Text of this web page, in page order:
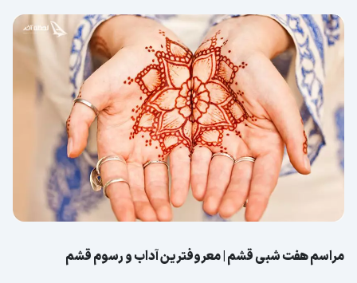
مراسم هفت شبی قشم | معروفترین آداب و رسوم قشم